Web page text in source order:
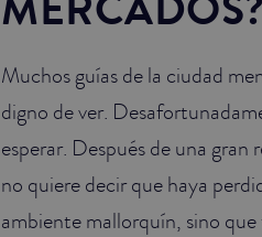
Muchos guías de la ciudad
digno de ver.
esperar. Después de una
no quiere decir que haya
ambiente mallorquín, sino